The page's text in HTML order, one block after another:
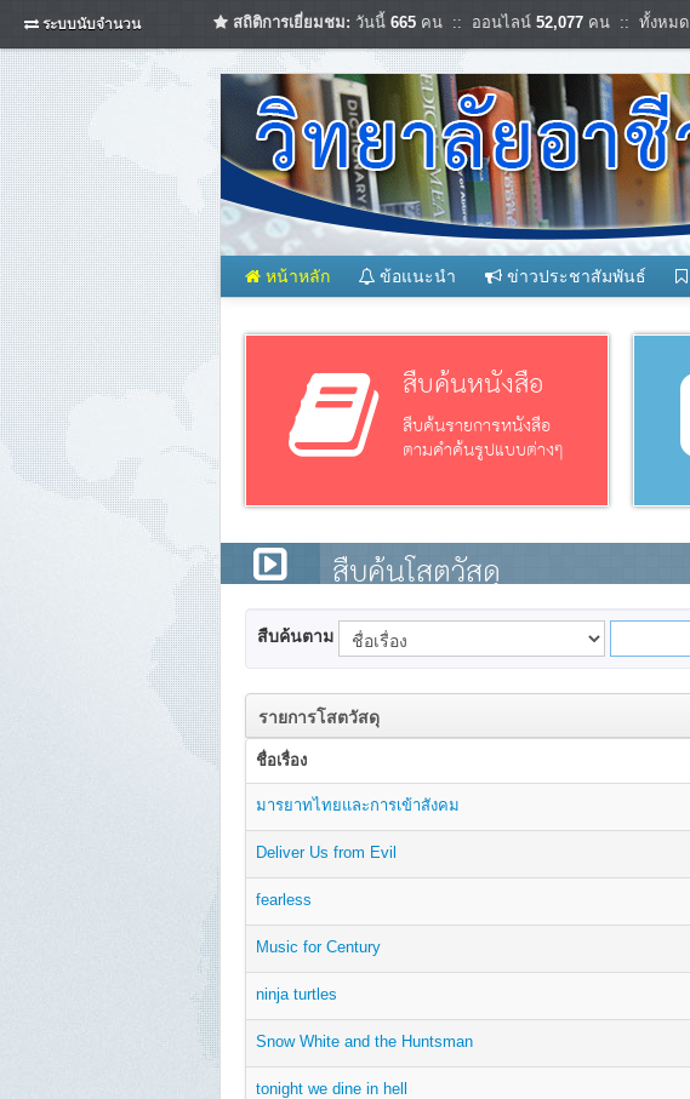
ระบบนับจำนวน สถิติการเยี่ยมชม: วันนี้ 665 คน :: ออนไลน์ 52,077 คน :: ทั้งหมด
หน้าหลัก ข้อแนะนำ ข่าวประชาสัมพันธ์
สืบค้นหนังสือ
สืบค้นรายการหนังสือ
ตามคำค้นรูปแบบต่างๆ
สืบค้นโสตวัสดุ
สืบค้นตาม
รายการโสตวัสดุ
ชื่อเรื่อง
มารยาทไทยและการเข้าสังคม
Deliver Us from Evil
fearless
Music for Century
ninja turtles
Snow White and the Huntsman
tonight we dine in hell